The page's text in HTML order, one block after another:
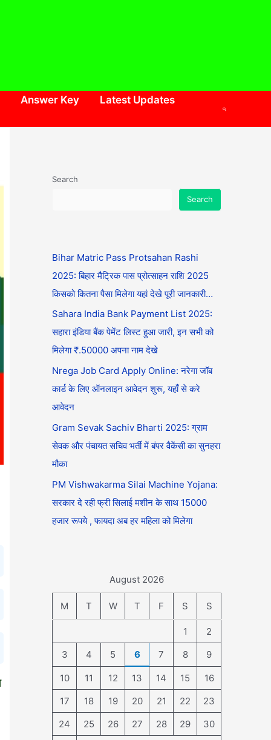
Answer Key Latest Updates
Search
Search
Search
Bihar Matric Pass Protsahan Rashi
2025: बिहार मैट्रिक पास प्रोत्साहन राशि 2025
किसको कितना पैसा मिलेगा यहां देखे पूरी जानकारी…
Sahara India Bank Payment List 2025:
सहारा इंडिया बैंक पेमेंट लिस्ट हुआ जारी, इन सभी को
मिलेगा ₹.50000 अपना नाम देखे
Nrega Job Card Apply Online: नरेगा जॉब
कार्ड के लिए ऑनलाइन आवेदन शुरू, यहाँ से करे
आवेदन
Gram Sevak Sachiv Bharti 2025: ग्राम
सेवक और पंचायत सचिव भर्ती में बंपर वैकेंसी का सुनहरा
मौका
PM Vishwakarma Silai Machine Yojana:
सरकार दे रही फ्री सिलाई मशीन के साथ 15000
हजार रूपये , फायदा अब हर महिला को मिलेगा
August 2026
M T W T F S S
1
2
3
4 5 6 7 8 9
10 11 12 13 14 15
16
17
18 19 20 21 22
23
24
25 26 27 28 29
30